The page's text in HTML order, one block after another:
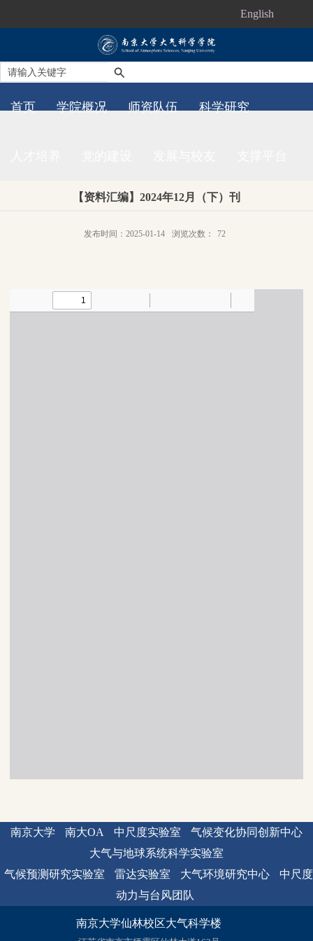
English
首页 学院概况 师资队伍 科学研究
【资料汇编】2024年12月（下）刊
发布时间：2025-01-14 浏览次数： 72
南京大学 南大OA 中尺度实验室
气候变化协同创新中心
大气与地球系统科学实验室
气候预测研究实验室
雷达实验室 大气环境研究中心
中尺度
动力与台风团队
南京大学仙林校区大气科学楼